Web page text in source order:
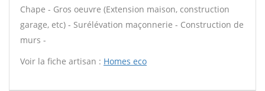
Chape - Gros oeuvre (Extension maison, construction
garage, etc) - Surélévation maçonnerie - Construction de
murs -
Voir la fiche artisan : Homes eco